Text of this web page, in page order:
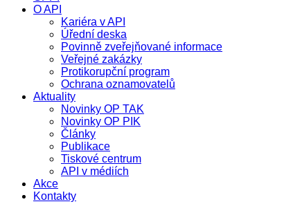
O API
Kariéra v API
Úřední deska
Povinně zveřejňované informace
Veřejné zakázky
Protikorupční program
Ochrana oznamovatelů
Aktuality
Novinky OP TAK
Novinky OP PIK
Články
Publikace
Tiskové centrum
API v médiích
Akce
Kontakty